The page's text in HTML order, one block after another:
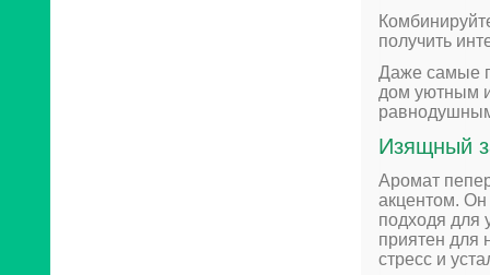
получить
Даже самые
дом уютным
Изящный
Аромат
акцентом. Он
подходя для
приятен для
стресс и